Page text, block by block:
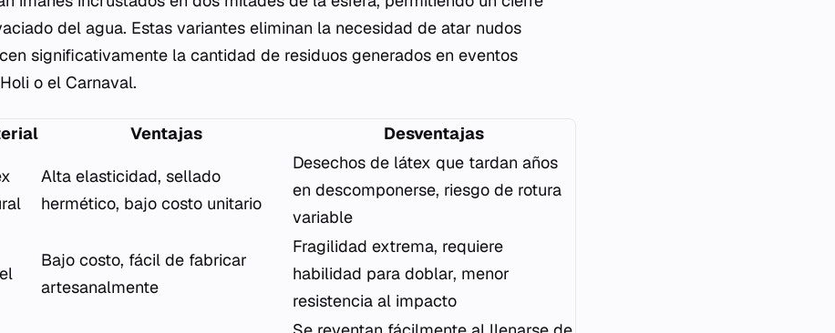
del agua. Estas variantes eliminan la necesidad de atar nudos
significativamente la cantidad de residuos generados en eventos
o el Carnaval.
Ventajas Desventajas
Alta elasticidad, sellado
hermético, bajo costo unitario
Desechos de látex que tardan años
en descomponerse, riesgo de rotura
variable
Bajo costo, fácil de fabricar
artesanalmente
Fragilidad extrema, requiere
habilidad para doblar, menor
resistencia al impacto